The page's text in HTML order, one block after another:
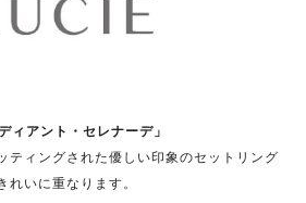
ィアント・セレナーデ」
ティングされた優しい印象のセットリング
いに重なります。